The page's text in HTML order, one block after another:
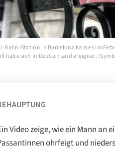
Bahn-Station in Barcelona kam es im
habe sich in Deutschland ereignet.
Video zeige, wie ein Mann an
ohrfeigt und